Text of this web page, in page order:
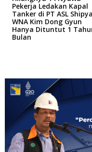
Pekerja Ledakan Kapal
Tanker di PT ASL
WNA Kim Dong Gyun
Hanya Dituntut 1
Bulan